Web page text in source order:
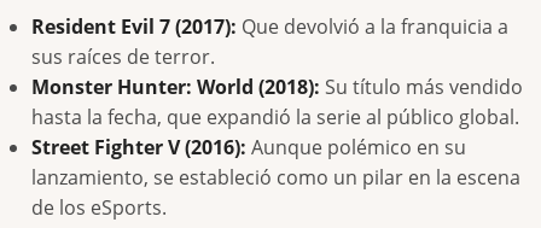
Resident Evil 7 (2017): Que devolvió a la franquicia a
sus raíces de terror.
Monster Hunter: World (2018): Su título más vendido
hasta la fecha, que expandió la serie al público global.
Street Fighter V (2016): Aunque polémico en su
lanzamiento, se estableció como un pilar en la escena
de los eSports.